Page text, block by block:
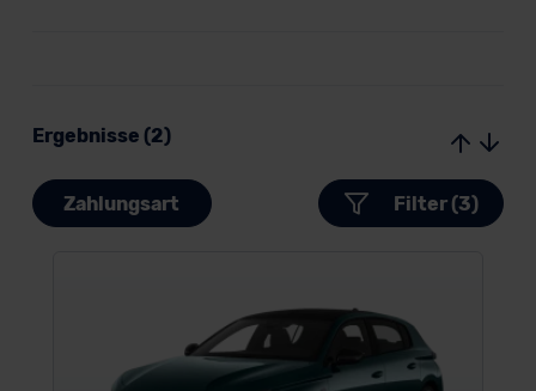
Ergebnisse (2)
Zahlungsart Filter (3)